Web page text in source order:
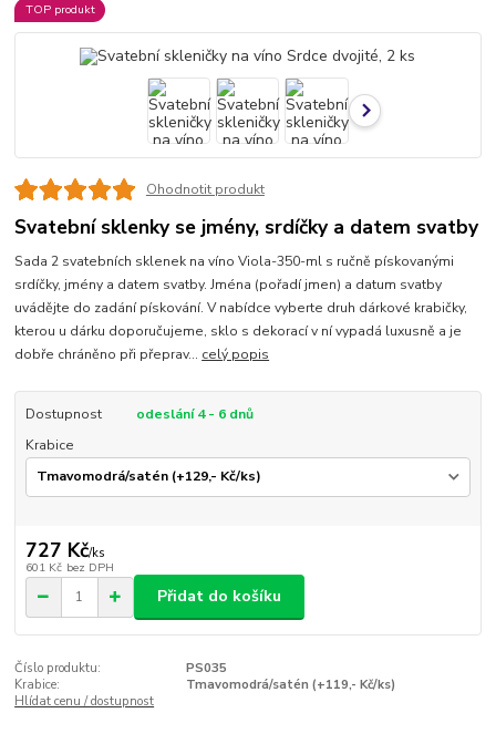
TOP produkt
Ohodnotit produkt
Svatební sklenky se jmény, srdíčky a datem svatby
Sada 2 svatebních sklenek na víno Viola-350-ml s ručně pískovanými
srdíčky, jmény a datem svatby. Jména (pořadí jmen) a datum svatby
uvádějte do zadání pískování. V nabídce vyberte druh dárkové krabičky,
kterou u dárku doporučujeme, sklo s dekorací v ní vypadá luxusně a je
dobře chráněno při přeprav... celý popis
Dostupnost
odeslání 4 - 6 dnů
Krabice
727 Kč/ks
601 Kč bez DPH
Přidat do košíku
Číslo produktu:
PS035
Krabice:
Tmavomodrá/satén (+119,- Kč/ks)
Hlídat cenu / dostupnost